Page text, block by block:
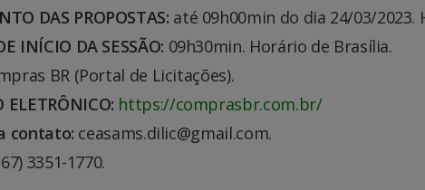
DAS PROPOSTAS: até 09h00min do dia 24/03/2023.
INÍCIO DA SESSÃO: 09h30min. Horário de Brasília.
BR (Portal de Licitações).
ELETRÔNICO: https://comprasbr.com.br/
contato: ceasams.dilic@gmail.com.
3351-1770.